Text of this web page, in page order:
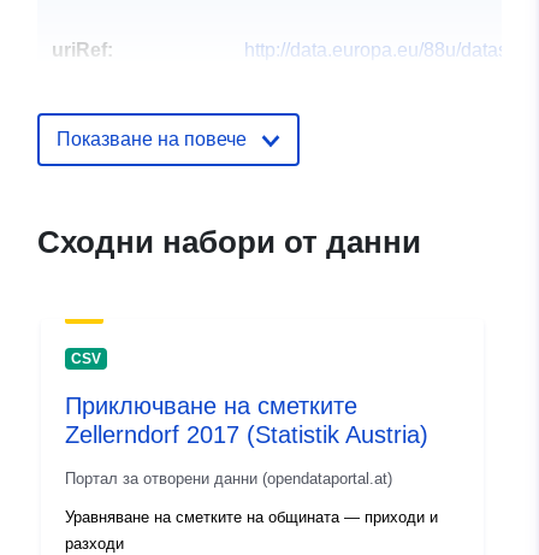
uriRef:
http://data.europa.eu/88u/
Показване на повече
Сходни набори от данни
CSV
Приключване на сметките
Zellerndorf 2017 (Statistik Austria)
Портал за отворени данни (opendataportal.at)
Уравняване на сметките на общината — приходи и
разходи